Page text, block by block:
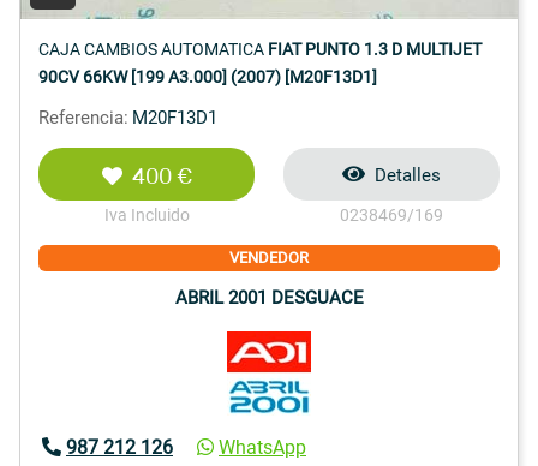
CAJA CAMBIOS AUTOMATICA FIAT PUNTO 1.3 D MULTIJET
90CV 66KW [199 A3.000] (2007) [M20F13D1]
Referencia: M20F13D1
400 €
Iva Incluido
Detalles
0238469/169
VENDEDOR
ABRIL 2001 DESGUACE
987 212 126
WhatsApp